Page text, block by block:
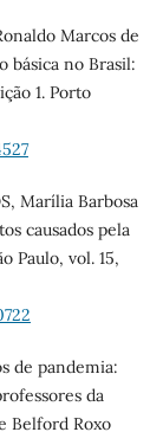
Marcos de
básica no Brasil:
1. Porto
Marília Barbosa
causados pela
Paulo, vol. 15,
de pandemia:
da
Belford Roxo